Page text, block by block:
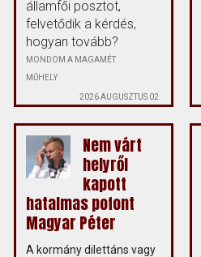
államfői posztot,
felvetődik a kérdés,
hogyan tovább?
MONDOM A MAGAMÉT
MŰHELY
2026 AUGUSZTUS 02.
Nem várt
helyről
kapott
hatalmas pofont
Magyar Péter
A kormány dilettáns vagy